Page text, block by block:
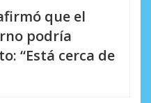
que el
podría
“Está cerca de